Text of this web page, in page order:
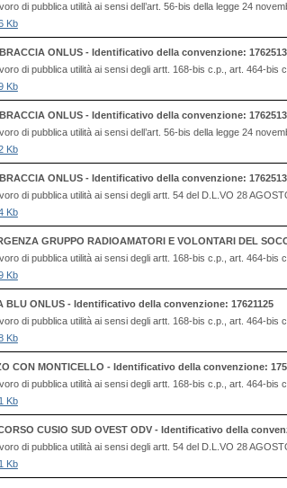
di pubblica utilità ai sensi dell’art. 56-bis della legge 24
Kb
ONLUS - Identificativo della convenzione:
di pubblica utilità ai sensi degli artt. 168-bis c.p., art. 464-
Kb
ONLUS - Identificativo della convenzione:
di pubblica utilità ai sensi dell’art. 56-bis della legge 24
Kb
ONLUS - Identificativo della convenzione:
di pubblica utilità ai sensi degli artt. 54 del D.L.VO 28
Kb
GRUPPO RADIOAMATORI E VOLONTARI DEL
di pubblica utilità ai sensi degli artt. 168-bis c.p., art. 464-
Kb
BLU ONLUS - Identificativo della convenzione: 17621125
di pubblica utilità ai sensi degli artt. 168-bis c.p., art. 464-
Kb
CON MONTICELLO - Identificativo della convenzione:
di pubblica utilità ai sensi degli artt. 168-bis c.p., art. 464-
Kb
CUSIO SUD OVEST ODV - Identificativo della
di pubblica utilità ai sensi degli artt. 54 del D.L.VO 28
Kb